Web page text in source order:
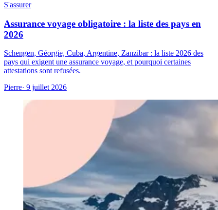
S'assurer
Assurance voyage obligatoire : la liste des pays en
2026
Schengen, Géorgie, Cuba, Argentine, Zanzibar : la liste 2026 des
pays qui exigent une assurance voyage, et pourquoi certaines
attestations sont refusées.
Pierre· 9 juillet 2026